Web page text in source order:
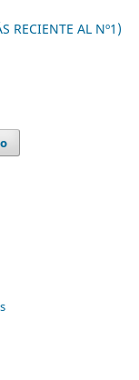
RECIENTE AL Nº1)